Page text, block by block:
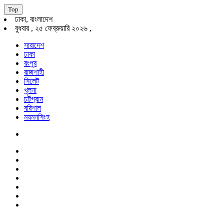
Top
ঢাকা, বাংলাদেশ
বুধবার , ২৫ ফেব্রুয়ারি ২০২৬ ,
সারাদেশ
ঢাকা
রংপুর
রাজশাহী
সিলেট
খুলনা
চট্টগ্রাম
বরিশাল
ময়মনসিংহ